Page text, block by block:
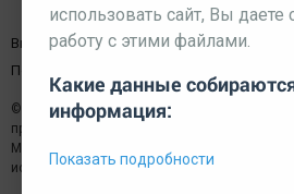
Выходные данные СМИ Реклама
Пользовательское соглашение
© 2026 МЕДИАЗАВОД — Сайт может
предназначенный для лиц 18+
Мнение редакции может не совпадать с
использовании материалов сайта ссылка
использовать сайт, Вы даете
работу с этими файлами.
Какие данные
информация:
Показать подробности